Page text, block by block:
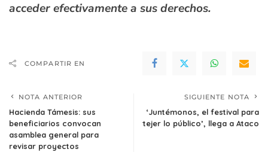
acceder efectivamente a sus derechos.
COMPARTIR EN
NOTA ANTERIOR
Hacienda Támesis: sus
beneficiarios convocan
asamblea general para
revisar proyectos
SIGUIENTE NOTA
‘Juntémonos, el festival para
tejer lo público’, llega a Ataco